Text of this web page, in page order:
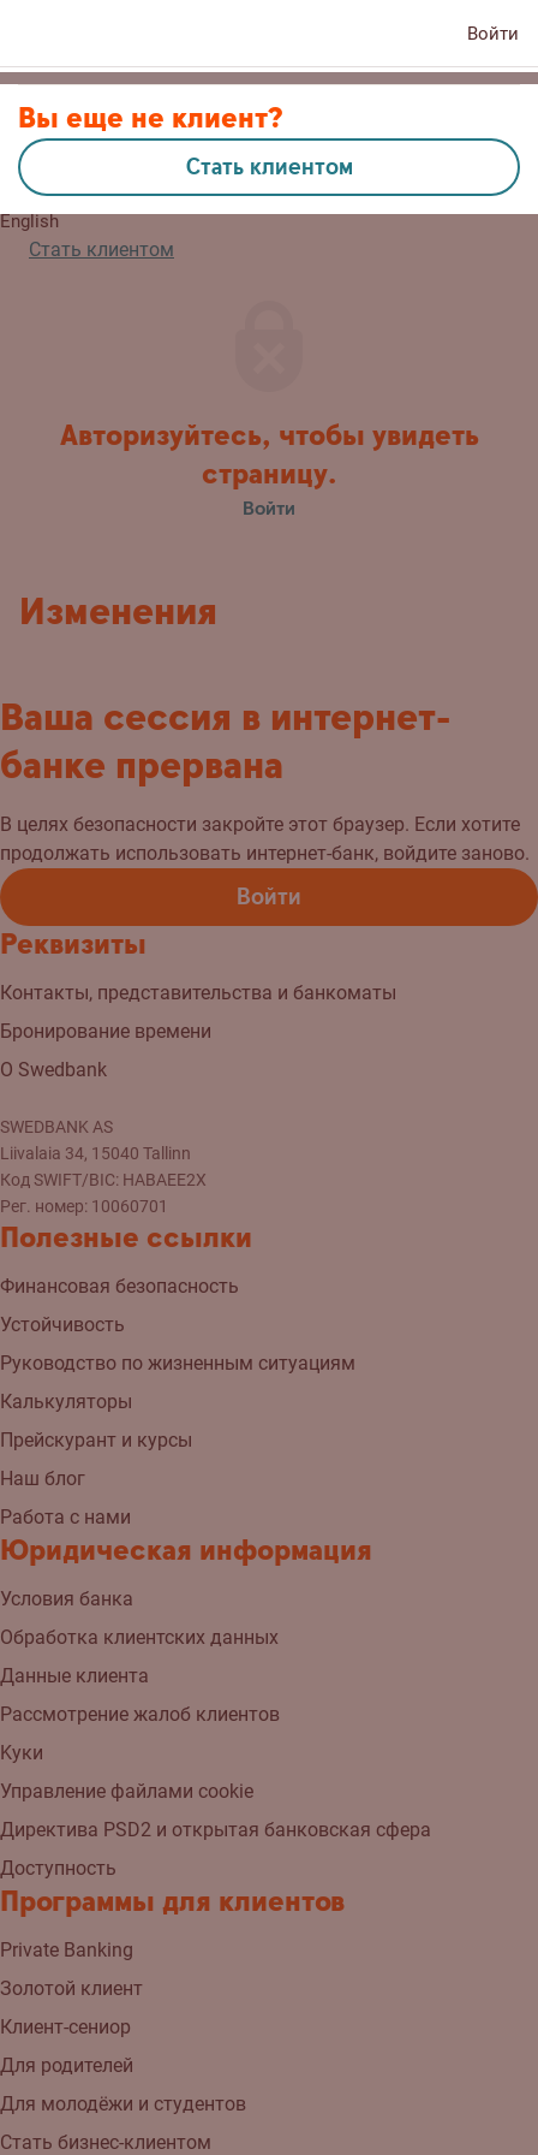
Войти
Eesti
English
Стать клиентом
Вы еще не клиент?
Стать клиентом
Авторизуйтесь, чтобы увидеть
страницу.
Войти
Изменения
Ваша сессия в интернет-
банке прервана
В целях безопасности закройте этот браузер. Если хотите
продолжать использовать интернет-банк, войдите заново.
Войти
Реквизиты
Контакты, представительства и банкоматы
Бронирование времени
О Swedbank
SWEDBANK AS
Liivalaia 34, 15040 Tallinn
Код SWIFT/BIC: HABAEE2X
Рег. номер: 10060701
Полезные ссылки
Финансовая безопасность
Устойчивость
Руководство по жизненным ситуациям
Калькуляторы
Прейскурант и курсы
Наш блог
Работа с нами
Юридическая информация
Условия банка
Обработка клиентских данных
Данные клиента
Рассмотрение жалоб клиентов
Kуки
Управление файлами cookie
Директива PSD2 и открытая банковская сфера
Доступность
Программы для клиентов
Private Banking
Золотой клиент
Клиент-сениор
Для родителей
Для молодёжи и студентов
Стать бизнес-клиентом